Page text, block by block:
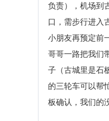
负责），机场到
口，需步行进入
小朋友再预定前
哥哥一路把我们
子（古城里是石
的三轮车可以帮
板确认，我们的